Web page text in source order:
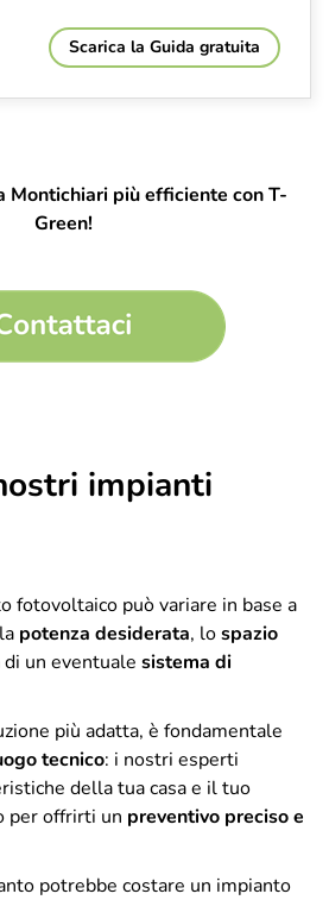
Scarica la Guida gratuita
Montichiari più efficiente con T-
Green!
impianti
fotovoltaico può variare in base a
potenza desiderata, lospazio
un eventuale sistema di
più adatta, è fondamentale
tecnico: i nostri esperti
della tua casa e il tuo
per offrirti un preventivo preciso e
potrebbe costare un impianto